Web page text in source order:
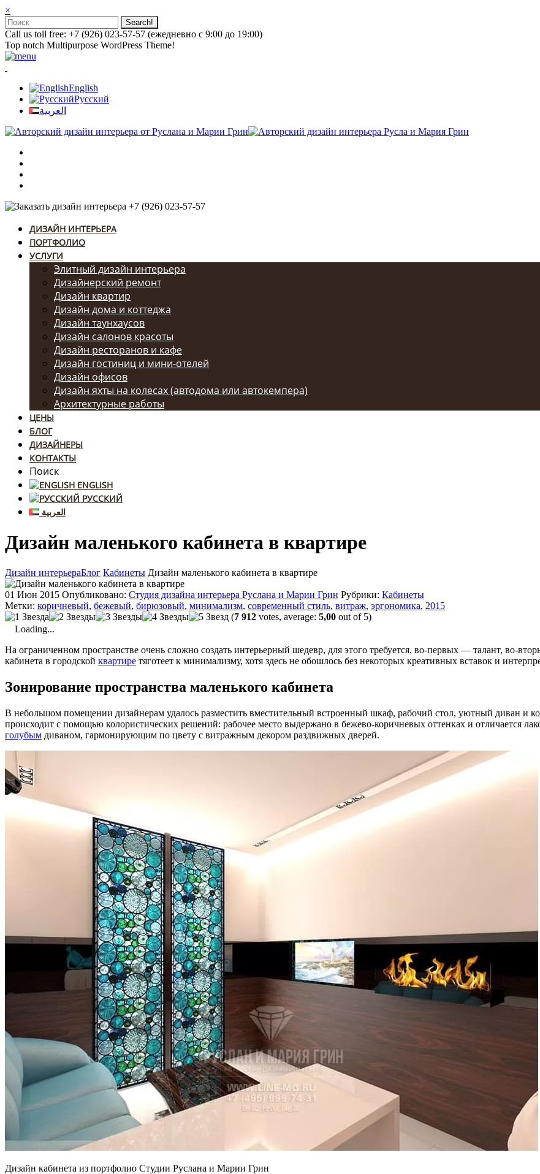
×
Call us toll free: +7 (926) 023-57-57 (ежедневно с 9:00 до 19:00)
Top notch Multipurpose WordPress Theme!
English
Русский
العربية
+7 (926) 023-57-57
ДИЗАЙН ИНТЕРЬЕРА
ПОРТФОЛИО
УСЛУГИ
Элитный дизайн интерьера
Дизайнерский ремонт
Дизайн квартир
Дизайн дома и коттеджа
Дизайн таунхаусов
Дизайн салонов красоты
Дизайн ресторанов и кафе
Дизайн гостиниц и мини-отелей
Дизайн офисов
Дизайн яхты на колесах (автодома или автокемпера)
Архитектурные работы
ЦЕНЫ
БЛОГ
ДИЗАЙНЕРЫ
КОНТАКТЫ
Поиск
ENGLISH
РУССКИЙ
العربية
Дизайн маленького кабинета в квартире
Дизайн интерьераБлог Кабинеты Дизайн маленького кабинета в квартире
01 Июн 2015 Опубликовано: Студия дизайна интерьера Руслана и Марии Грин Рубрики: Кабинеты
Метки: коричневый, бежевый, бирюзовый, минимализм, современный стиль, витраж, эргономика, 2015
(7 912 votes, average: 5,00 out of 5)
Loading...
На ограниченном пространстве очень сложно создать интерьерный шедевр, для этого требуется, во-первых — талант, во-
кабинета в городской квартире тяготеет к минимализму, хотя здесь не обошлось без некоторых креативных вставок и
Зонирование пространства маленького кабинета
В небольшом помещении дизайнерам удалось разместить вместительный встроенный шкаф, рабочий стол, уютный диван и
происходит с помощью колористических решений: рабочее место выдержано в бежево-коричневых оттенках и отличается
голубым диваном, гармонирующим по цвету с витражным декором раздвижных дверей.
Дизайн кабинета из портфолио Студии Руслана и Марии Грин